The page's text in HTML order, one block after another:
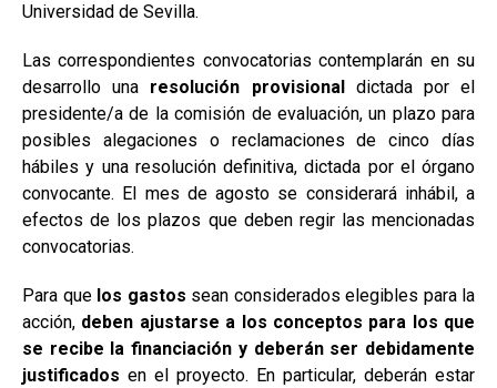
Universidad de Sevilla.
Las correspondientes convocatorias contemplarán en su
desarrollo una resolución provisional
dictada por el
presidente/a de la comisión de evaluación, un plazo para
posibles alegaciones o reclamaciones de cinco días
hábiles y una resolución definitiva, dictada por el órgano
convocante. El mes de agosto se considerará inhábil, a
efectos de los plazos que deben regir las mencionadas
convocatorias.
Para que los gastos sean considerados elegibles para la
acción, deben ajustarse a los conceptos para los que
se recibe la financiación y deberán ser debidamente
justificados en el proyecto. En particular, deberán estar